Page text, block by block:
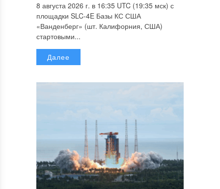
8 августа 2026 г. в 16:35 UTC (19:35 мск) с
площадки SLC-4E Базы КС США
«Ванденберг» (шт. Калифорния, США)
стартовыми...
Далее